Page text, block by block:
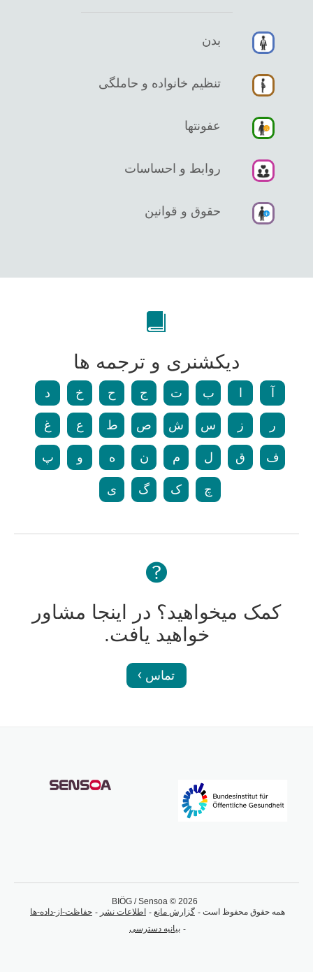
بدن
تنظیم خانواده و حاملگی
عفونتها
روابط و احساسات
حقوق و قوانین
دیکشنری و ترجمه ها
ب ت ج ح خ د
ر ز س ش ص ط ع غ
ف ق ل م ن ه و پ
چ ک گ ی
کمک میخواهید؟ در اینجا مشاور
خواهید یافت.
تماس
BIÖG / Sensoa © 2026
همه حقوق محفوظ است
گزارش مانع اطلاعات نشر
حفاظت-از-داده-ها
بیانیه دسترسی